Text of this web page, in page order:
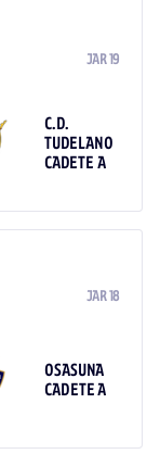
JAR 19
C.D.
TUDELANO
CADETE A
JAR 18
OSASUNA
CADETE A